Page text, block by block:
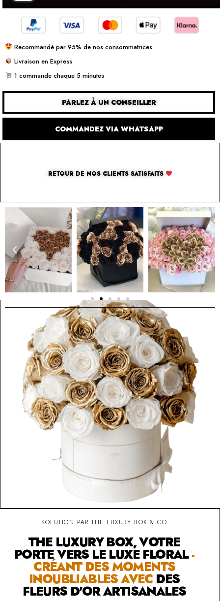
Recommandé par 95% de nos consommatrices
Livraison en Express
1 commande chaque 5 minutes
PARLEZ À UN CONSEILLER
COMMANDEZ VIA WHATSAPP
RETOUR DE NOS CLIENTS SATISFAITS
SOLUTION PAR THE LUXURY BOX & CO
THE LUXURY BOX, VOTRE
PORTE VERS LE LUXE FLORAL-
CRÉANT DES MOMENTS
INOUBLIABLES AVEC DES
FLEURS D'OR ARTISANALES